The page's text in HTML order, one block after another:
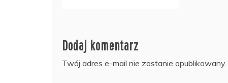
Dodaj komentarz
Twój adres e-mail nie zostanie opublikowany.